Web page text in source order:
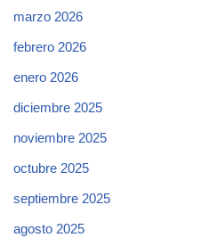
marzo 2026
febrero 2026
enero 2026
diciembre 2025
noviembre 2025
octubre 2025
septiembre 2025
agosto 2025